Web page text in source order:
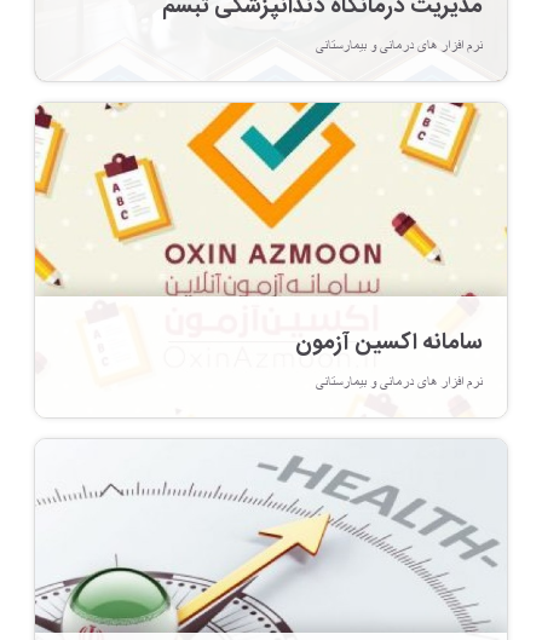
نرم افزار های درمانی و بیمارستانی
سامانه اکسین آزمون
نرم افزار های درمانی و بیمارستانی